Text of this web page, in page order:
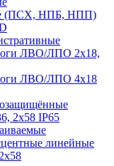
(ПСХ, НПБ, НПП)
ЛВО/ЛПО 2х18,
ЛВО/ЛПО 4х18
2х58 IP65
линейные